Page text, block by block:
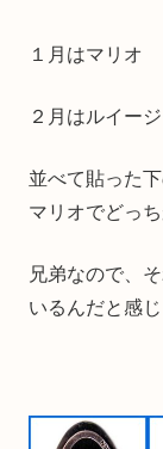
１月はマリオ
２月はルイージ
並べて貼った
マリオでどっ
兄弟なので、
いるんだと感じ